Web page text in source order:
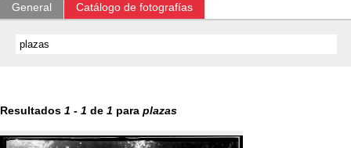
General Catálogo de fotografías
Resultados 1 - 1 de 1 para plazas